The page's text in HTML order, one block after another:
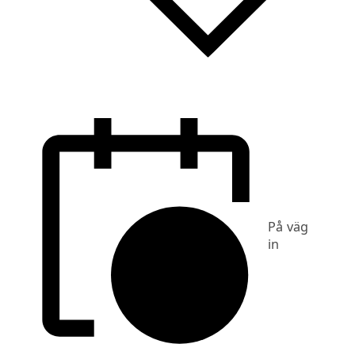
På väg
in